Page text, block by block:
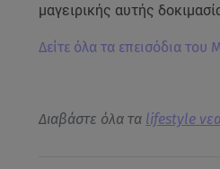
μαγειρικής αυτής
Δείτε όλα τα επεισόδια του
Διαβάστε όλα τα lifestyle